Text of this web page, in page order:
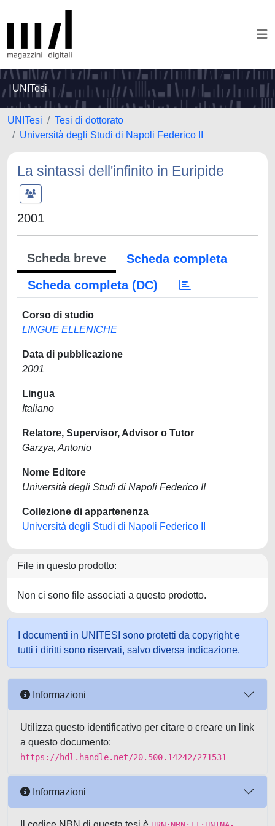
UNITesi
UNITesi
Tesi di dottorato
Università degli Studi di Napoli Federico II
La sintassi dell'infinito in Euripide
2001
Scheda breve
Scheda completa
Scheda completa (DC)
Corso di studio
LINGUE ELLENICHE
Data di pubblicazione
2001
Lingua
Italiano
Relatore, Supervisor, Advisor o Tutor
Garzya, Antonio
Nome Editore
Università degli Studi di Napoli Federico II
Collezione di appartenenza
Università degli Studi di Napoli Federico II
File in questo prodotto:
Non ci sono file associati a questo prodotto.
I documenti in UNITESI sono protetti da copyright e
tutti i diritti sono riservati, salvo diversa indicazione.
Informazioni
Utilizza questo identificativo per citare o creare un link
a questo documento:
https://hdl.handle.net/20.500.14242/271531
Informazioni